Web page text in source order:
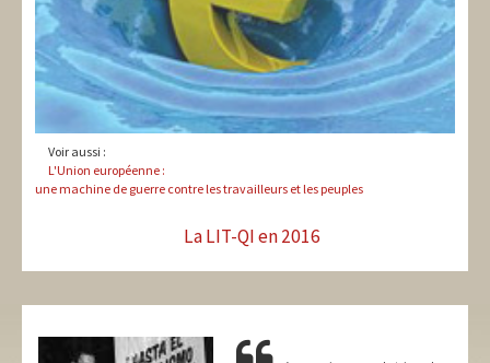
Voir aussi :
L'Union européenne :
une machine de guerre contre les travailleurs et les peuples
La LIT-QI en 2016